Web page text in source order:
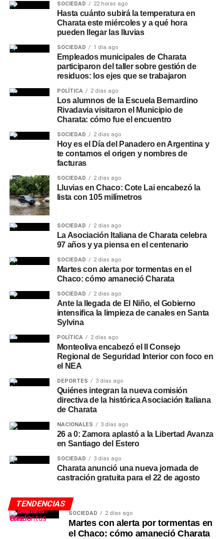
SOCIEDAD 22 horas ago
Hasta cuánto subirá la temperatura en
Charata este miércoles y a qué hora
pueden llegar las lluvias
SOCIEDAD 1 día ago
Empleados municipales de Charata
participaron del taller sobre gestión de
residuos: los ejes que se trabajaron
POLÍTICA 2 días ago
Los alumnos de la Escuela Bernardino
Rivadavia visitaron el Municipio de
Charata: cómo fue el encuentro
SOCIEDAD 2 días ago
Hoy es el Día del Panadero en Argentina y
te contamos el origen y nombres de
facturas
SOCIEDAD 2 días ago
Lluvias en Chaco: Cote Lai encabezó la
lista con 105 milímetros
SOCIEDAD 2 días ago
La Asociación Italiana de Charata celebra
97 años y ya piensa en el centenario
SOCIEDAD 2 días ago
Martes con alerta por tormentas en el
Chaco: cómo amaneció Charata
SOCIEDAD 2 días ago
Ante la llegada de El Niño, el Gobierno
intensifica la limpieza de canales en Santa
Sylvina
POLÍTICA 2 días ago
Monteoliva encabezó el II Consejo
Regional de Seguridad Interior con foco en
el NEA
DEPORTES 3 días ago
Quiénes integran la nueva comisión
directiva de la histórica Asociación Italiana
de Charata
NACIONALES 3 días ago
26 a 0: Zamora aplastó a la Libertad Avanza
en Santiago del Estero
SOCIEDAD 3 días ago
Charata anunció una nueva jornada de
castración gratuita para el 22 de agosto
TENDENCIAS
SOCIEDAD 2 días ago
Martes con alerta por tormentas en
el Chaco: cómo amaneció Charata